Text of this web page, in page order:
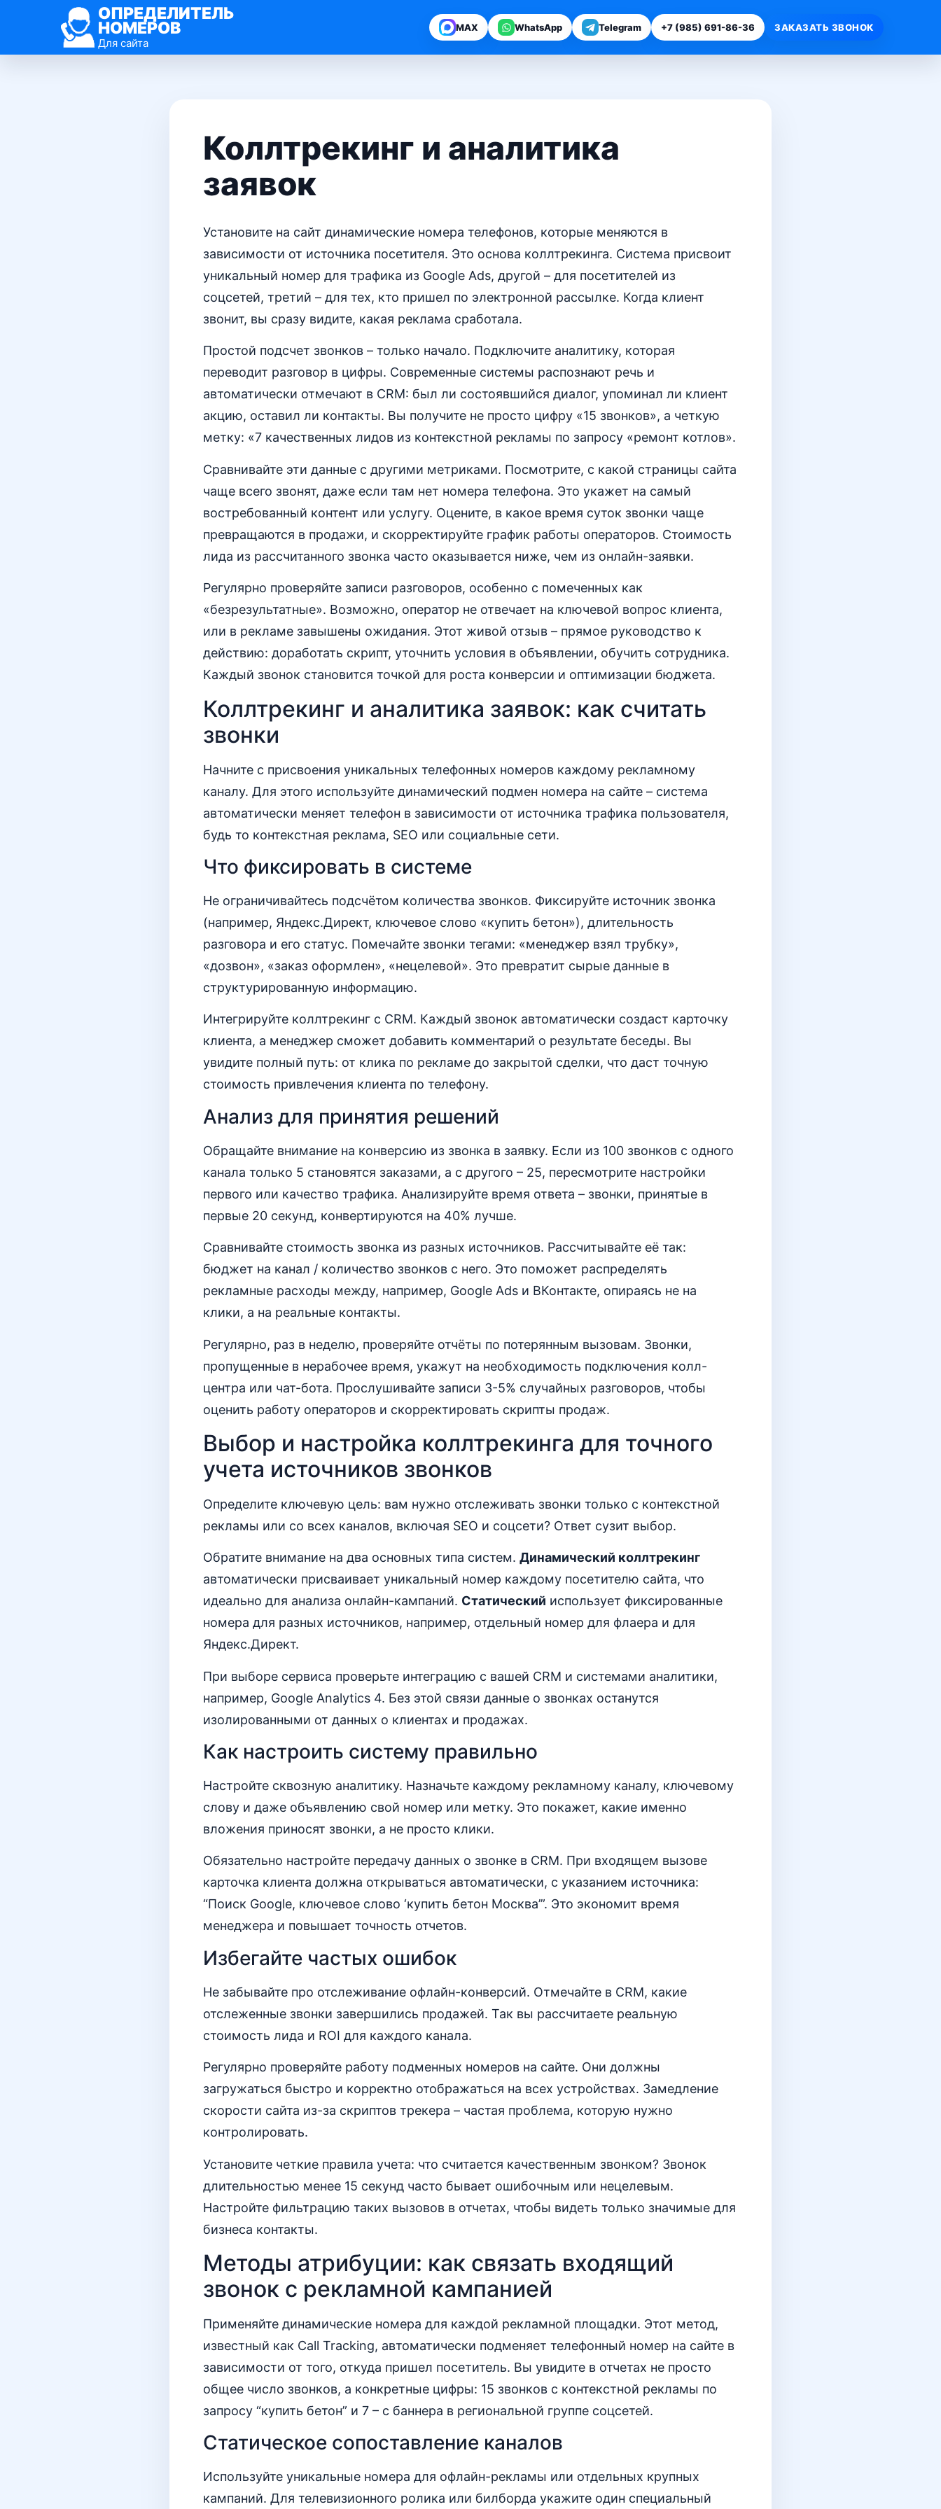
ОПРЕДЕЛИТЕЛЬ
НОМЕРОВ
Для сайта
MAX WhatsApp Telegram +7 (985) 691-86-36 ЗАКАЗАТЬ ЗВОНОК
Коллтрекинг и аналитика
заявок
Установите на сайт динамические номера телефонов, которые меняются в
зависимости от источника посетителя. Это основа коллтрекинга. Система присвоит
уникальный номер для трафика из Google Ads, другой – для посетителей из
соцсетей, третий – для тех, кто пришел по электронной рассылке. Когда клиент
звонит, вы сразу видите, какая реклама сработала.
Простой подсчет звонков – только начало. Подключите аналитику, которая
переводит разговор в цифры. Современные системы распознают речь и
автоматически отмечают в CRM: был ли состоявшийся диалог, упоминал ли клиент
акцию, оставил ли контакты. Вы получите не просто цифру «15 звонков», а четкую
метку: «7 качественных лидов из контекстной рекламы по запросу «ремонт котлов».
Сравнивайте эти данные с другими метриками. Посмотрите, с какой страницы сайта
чаще всего звонят, даже если там нет номера телефона. Это укажет на самый
востребованный контент или услугу. Оцените, в какое время суток звонки чаще
превращаются в продажи, и скорректируйте график работы операторов. Стоимость
лида из рассчитанного звонка часто оказывается ниже, чем из онлайн-заявки.
Регулярно проверяйте записи разговоров, особенно с помеченных как
«безрезультатные». Возможно, оператор не отвечает на ключевой вопрос клиента,
или в рекламе завышены ожидания. Этот живой отзыв – прямое руководство к
действию: доработать скрипт, уточнить условия в объявлении, обучить сотрудника.
Каждый звонок становится точкой для роста конверсии и оптимизации бюджета.
Коллтрекинг и аналитика заявок: как считать
звонки
Начните с присвоения уникальных телефонных номеров каждому рекламному
каналу. Для этого используйте динамический подмен номера на сайте – система
автоматически меняет телефон в зависимости от источника трафика пользователя,
будь то контекстная реклама, SEO или социальные сети.
Что фиксировать в системе
Не ограничивайтесь подсчётом количества звонков. Фиксируйте источник звонка
(например, Яндекс.Директ, ключевое слово «купить бетон»), длительность
разговора и его статус. Помечайте звонки тегами: «менеджер взял трубку»,
«дозвон», «заказ оформлен», «нецелевой». Это превратит сырые данные в
структурированную информацию.
Интегрируйте коллтрекинг с CRM. Каждый звонок автоматически создаст карточку
клиента, а менеджер сможет добавить комментарий о результате беседы. Вы
увидите полный путь: от клика по рекламе до закрытой сделки, что даст точную
стоимость привлечения клиента по телефону.
Анализ для принятия решений
Обращайте внимание на конверсию из звонка в заявку. Если из 100 звонков с одного
канала только 5 становятся заказами, а с другого – 25, пересмотрите настройки
первого или качество трафика. Анализируйте время ответа – звонки, принятые в
первые 20 секунд, конвертируются на 40% лучше.
Сравнивайте стоимость звонка из разных источников. Рассчитывайте её так:
бюджет на канал / количество звонков с него. Это поможет распределять
рекламные расходы между, например, Google Ads и ВКонтакте, опираясь не на
клики, а на реальные контакты.
Регулярно, раз в неделю, проверяйте отчёты по потерянным вызовам. Звонки,
пропущенные в нерабочее время, укажут на необходимость подключения колл-
центра или чат-бота. Прослушивайте записи 3-5% случайных разговоров, чтобы
оценить работу операторов и скорректировать скрипты продаж.
Выбор и настройка коллтрекинга для точного
учета источников звонков
Определите ключевую цель: вам нужно отслеживать звонки только с контекстной
рекламы или со всех каналов, включая SEO и соцсети? Ответ сузит выбор.
Обратите внимание на два основных типа систем. Динамический коллтрекинг
автоматически присваивает уникальный номер каждому посетителю сайта, что
идеально для анализа онлайн-кампаний. Статический использует фиксированные
номера для разных источников, например, отдельный номер для флаера и для
Яндекс.Директ.
При выборе сервиса проверьте интеграцию с вашей CRM и системами аналитики,
например, Google Analytics 4. Без этой связи данные о звонках останутся
изолированными от данных о клиентах и продажах.
Как настроить систему правильно
Настройте сквозную аналитику. Назначьте каждому рекламному каналу, ключевому
слову и даже объявлению свой номер или метку. Это покажет, какие именно
вложения приносят звонки, а не просто клики.
Обязательно настройте передачу данных о звонке в CRM. При входящем вызове
карточка клиента должна открываться автоматически, с указанием источника:
“Поиск Google, ключевое слово ‘купить бетон Москва’”. Это экономит время
менеджера и повышает точность отчетов.
Избегайте частых ошибок
Не забывайте про отслеживание офлайн-конверсий. Отмечайте в CRM, какие
отслеженные звонки завершились продажей. Так вы рассчитаете реальную
стоимость лида и ROI для каждого канала.
Регулярно проверяйте работу подменных номеров на сайте. Они должны
загружаться быстро и корректно отображаться на всех устройствах. Замедление
скорости сайта из-за скриптов трекера – частая проблема, которую нужно
контролировать.
Установите четкие правила учета: что считается качественным звонком? Звонок
длительностью менее 15 секунд часто бывает ошибочным или нецелевым.
Настройте фильтрацию таких вызовов в отчетах, чтобы видеть только значимые для
бизнеса контакты.
Методы атрибуции: как связать входящий
звонок с рекламной кампанией
Применяйте динамические номера для каждой рекламной площадки. Этот метод,
известный как Call Tracking, автоматически подменяет телефонный номер на сайте в
зависимости от того, откуда пришел посетитель. Вы увидите в отчетах не просто
общее число звонков, а конкретные цифры: 15 звонков с контекстной рекламы по
запросу “купить бетон” и 7 – с баннера в региональной группе соцсетей.
Статическое сопоставление каналов
Используйте уникальные номера для офлайн-рекламы или отдельных крупных
кампаний. Для телевизионного ролика или билборда укажите один специальный